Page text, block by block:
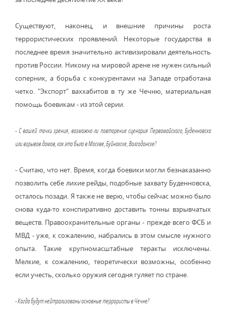
Существуют, наконец, и внешние причины роста
террористических проявлений. Некоторые государства в
последнее время значительно активизировали деятельность
против России. Никому на мировой арене не нужен сильный
соперник, а борьба с конкурентами на Западе отработана
четко. "Экспорт" ваххабитов в ту же Чечню, материальная
помощь боевикам - из этой серии.
- С вашей точки зрения, возможно ли повторение сценария Первомайского, Буденновска
или взрывов домов, как это было в Москве, Буйнакске, Волгодонске?
- Считаю, что нет. Время, когда боевики могли безнаказанно
позволить себе лихие рейды, подобные захвату Буденновска,
осталось позади. Я также не верю, чтобы сейчас можно было
снова куда-то конспиративно доставить тонны взрывчатых
веществ. Правоохранительные органы - прежде всего ФСБ и
МВД - уже, к сожалению, набрались в этом смысле нужного
опыта. Такие крупномасштабные теракты исключены.
Мелкие, к сожалению, теоретически возможны, особенно
если учесть, сколько оружия сегодня гуляет по стране.
- Когда будут нейтрализованы основные террористы в Чечне?